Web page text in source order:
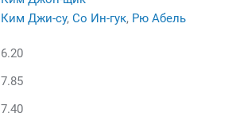
Ким Джи-су, Со Ин-гук, Рю Абель
6.20
7.85
7.40